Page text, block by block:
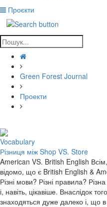
Проєкти
Green Forest Journal
Проекти
Vocabulary
Різниця між Shop VS. Store
American VS. British English
відомо, що є British English &
Різні мови? Різні правила?
і, навіть, цікавіше. Внаслідок
знаходяться дуже далеко і, що